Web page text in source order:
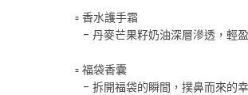
▫️ 香水護手霜
⠀- 丹麥芒果籽奶油深層滲透，輕
▫️ 福袋香囊
⠀- 拆開福袋的瞬間，撲鼻而來的